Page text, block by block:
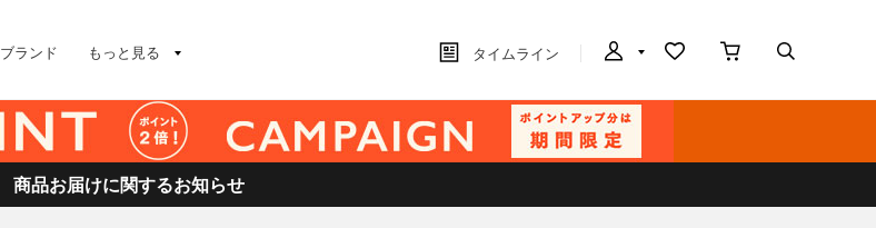
ブランド もっと見る タイムライン
商品お届けに関するお知らせ